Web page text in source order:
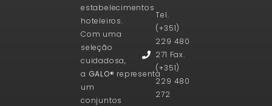
estabelecimentos
hoteleiros.
Com uma
seleção
cuidadosa,
a GALO® representa
um
conjuntos
Tel.
(+351)
229 480
271 Fax.
(+351)
229 480
272